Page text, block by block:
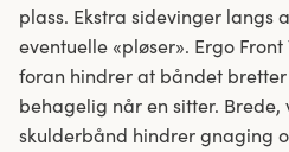
plass. Ekstra sidevinger langs
eventuelle «pløser». Ergo
foran hindrer at båndet bretter
behagelig når en sitter.
skulderbånd hindrer gnaging